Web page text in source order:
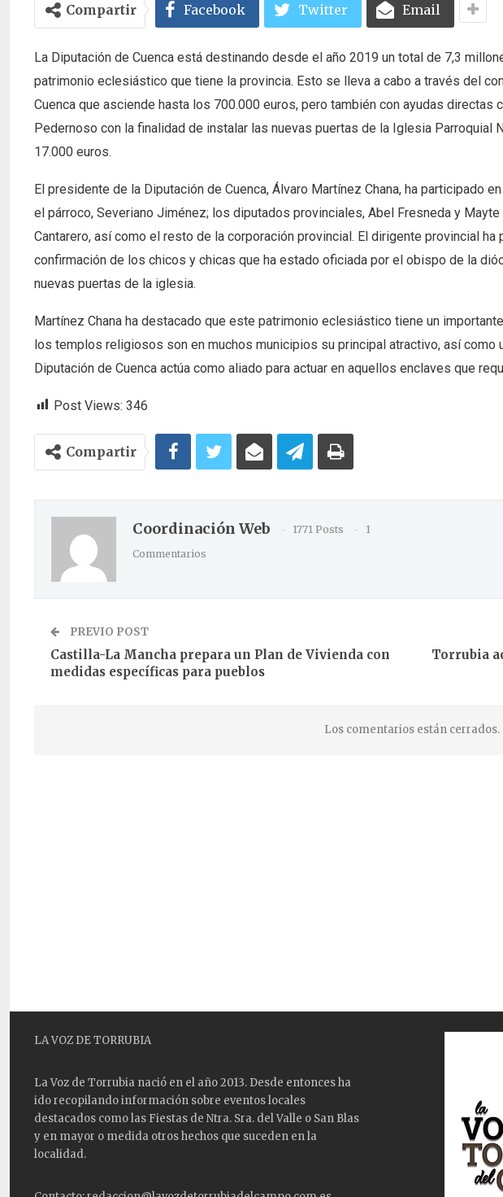
Compartir Facebook Twitter Email
La Diputación de Cuenca está destinando desde el año 2019 un total de 7,3
patrimonio eclesiástico que tiene la provincia. Esto se lleva a cabo a través del
Cuenca que asciende hasta los 700.000 euros, pero también con ayudas directas
Pedernoso con la finalidad de instalar las nuevas puertas de la Iglesia Parroquial
17.000 euros.
El presidente de la Diputación de Cuenca, Álvaro Martínez Chana, ha participado
el párroco, Severiano Jiménez; los diputados provinciales, Abel Fresneda y
Cantarero, así como el resto de la corporación provincial. El dirigente provincial
confirmación de los chicos y chicas que ha estado oficiada por el obispo de la
nuevas puertas de la iglesia.
Martínez Chana ha destacado que este patrimonio eclesiástico tiene un
los templos religiosos son en muchos municipios su principal atractivo, así como
Diputación de Cuenca actúa como aliado para actuar en aquellos enclaves que
Post Views: 346
Compartir
Coordinación Web 1771 Posts
1
Commentarios
PREVIO POST
Castilla-La Mancha prepara un Plan de Vivienda con
medidas específicas para pueblos
Torrubia
Los comentarios están cerrados.
LA VOZ DE TORRUBIA
La Voz de Torrubia nació en el año 2013. Desde entonces ha
ido recopilando información sobre eventos locales
destacados como las Fiestas de Ntra. Sra. del Valle o San Blas
y en mayor o medida otros hechos que suceden en la
localidad.